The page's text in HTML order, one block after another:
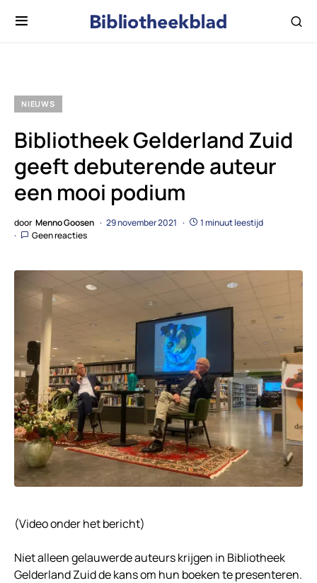
NIEUWS
Bibliotheek Gelderland Zuid
geeft debuterende auteur
een mooi podium
door Menno Goosen 29 november 2021
1 minuut leestijd
Geen reacties
(Video onder het bericht)
Niet alleen gelauwerde auteurs krijgen in Bibliotheek
Gelderland Zuid de kans om hun boeken te presenteren.